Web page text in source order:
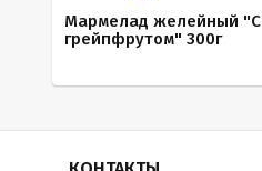
Мармелад желейный "С
грейпфрутом" 300г